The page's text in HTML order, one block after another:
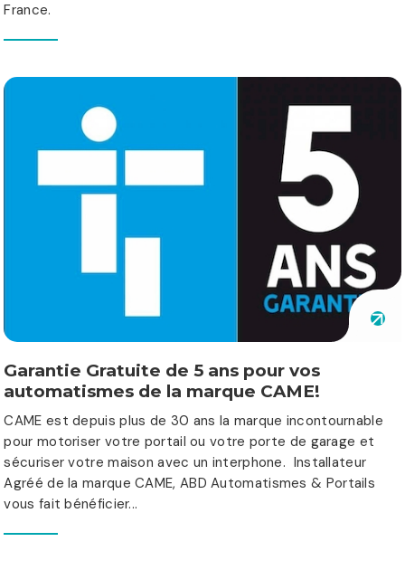
France.
Garantie Gratuite de 5 ans pour vos
automatismes de la marque CAME!
CAME est depuis plus de 30 ans la marque incontournable
pour motoriser votre portail ou votre porte de garage et
sécuriser votre maison avec un interphone. Installateur
Agréé de la marque CAME, ABD Automatismes & Portails
vous fait bénéficier...